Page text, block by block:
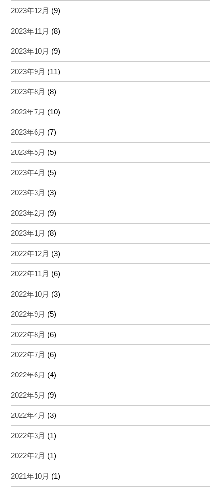
2023年12月 (9)
2023年11月 (8)
2023年10月 (9)
2023年9月 (11)
2023年8月 (8)
2023年7月 (10)
2023年6月 (7)
2023年5月 (5)
2023年4月 (5)
2023年3月 (3)
2023年2月 (9)
2023年1月 (8)
2022年12月 (3)
2022年11月 (6)
2022年10月 (3)
2022年9月 (5)
2022年8月 (6)
2022年7月 (6)
2022年6月 (4)
2022年5月 (9)
2022年4月 (3)
2022年3月 (1)
2022年2月 (1)
2021年10月 (1)